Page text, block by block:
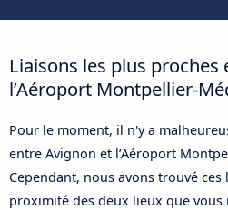
Liaisons les plus
l’Aéroport Montpellier-
Pour le moment, il n'y a
entre Avignon et l’Aéroport
Cependant, nous avons trouvé ces
proximité des deux lieux que vous